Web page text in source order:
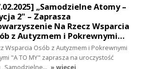
„Samodzielne Atomy –
2" – Zaprasza
Na Rzecz Wsparcia
z Autyzmem i Pokrewnymi…
Wsparcia Osób z Autyzmem i Pokrewnymi
"A TO MY" zaprasza na uroczystość